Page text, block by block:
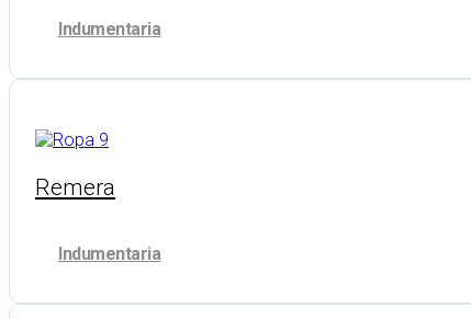
Indumentaria
Remera
Indumentaria